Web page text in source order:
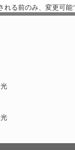
れる前のみ、変更可能